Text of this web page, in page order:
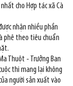
cho Hợp tác xã Cà
nhận nhiều phần
phê theo tiêu chuẩn
Thuột - Trưởng Ban
thi mang lại không
người sản xuất vào